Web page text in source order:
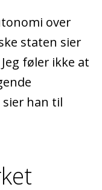
over
staten sier
føler ikke at
han til